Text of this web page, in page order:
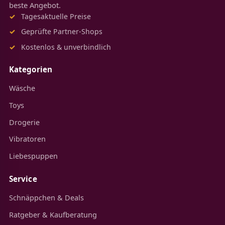
beste Angebot.
Tagesaktuelle Preise
Geprüfte Partner-Shops
Kostenlos & unverbindlich
Kategorien
Wäsche
Toys
Drogerie
Vibratoren
Liebespuppen
Service
Schnäppchen & Deals
Ratgeber & Kaufberatung